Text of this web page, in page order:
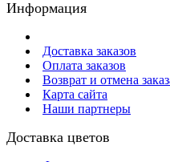
Информация
Доставка заказов
Оплата заказов
Возврат и отмена
Карта сайта
Наши партнеры
Доставка цветов